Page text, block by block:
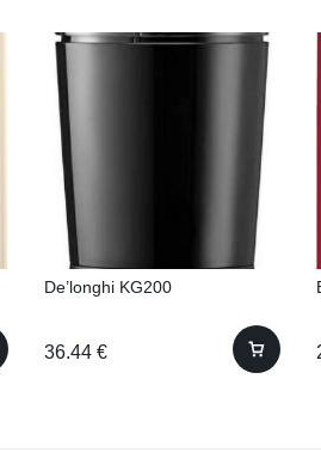
De’longhi KG200
36.44 €